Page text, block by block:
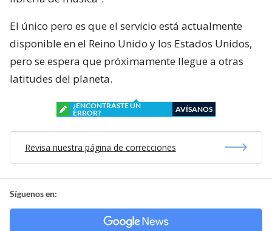
El único pero es que el servicio está actualmente
disponible en el Reino Unido y los Estados Unidos,
pero se espera que próximamente llegue a otras
latitudes del planeta.
¿ENCONTRASTE UN
ERROR?
AVÍSANOS
Revisa nuestra página de correcciones
Síguenos en: